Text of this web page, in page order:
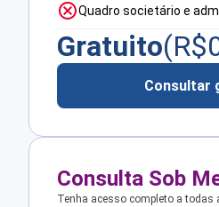
Quadro societário e
Gratuito(R$
Consultar
Consulta Sob
Tenha acesso completo a todas